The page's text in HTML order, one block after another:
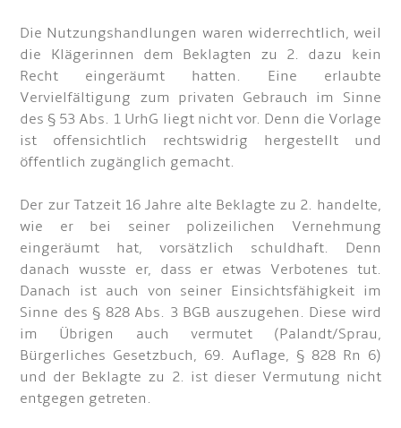
Die Nutzungshandlungen waren widerrechtlich, weil
die Klägerinnen dem Beklagten zu 2. dazu kein
Recht eingeräumt hatten. Eine erlaubte
Vervielfältigung zum privaten Gebrauch im Sinne
des § 53 Abs. 1 UrhG liegt nicht vor. Denn die Vorlage
ist offensichtlich rechtswidrig hergestellt und
öffentlich zugänglich gemacht.
Der zur Tatzeit 16 Jahre alte Beklagte zu 2. handelte,
wie er bei seiner polizeilichen Vernehmung
eingeräumt hat, vorsätzlich schuldhaft. Denn
danach wusste er, dass er etwas Verbotenes tut.
Danach ist auch von seiner Einsichtsfähigkeit im
Sinne des § 828 Abs. 3 BGB auszugehen. Diese wird
im Übrigen auch vermutet (Palandt/Sprau,
Bürgerliches Gesetzbuch, 69. Auflage, § 828 Rn 6)
und der Beklagte zu 2. ist dieser Vermutung nicht
entgegen getreten.